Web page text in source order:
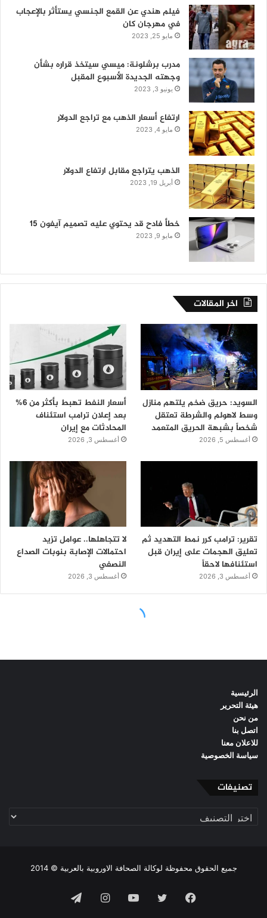
الرئيسية
هيئة التحرير
من نحن
اتصل بنا
للاعلان معنا
سياسة الخصوصية
تصنيفات
تصنيفات
جميع الحقوق محفوظة لوكالة الصحافة الاوروبية بالعربية © 2014
فيسبوك تويتر يوتيوبانستقرامتيلقرام